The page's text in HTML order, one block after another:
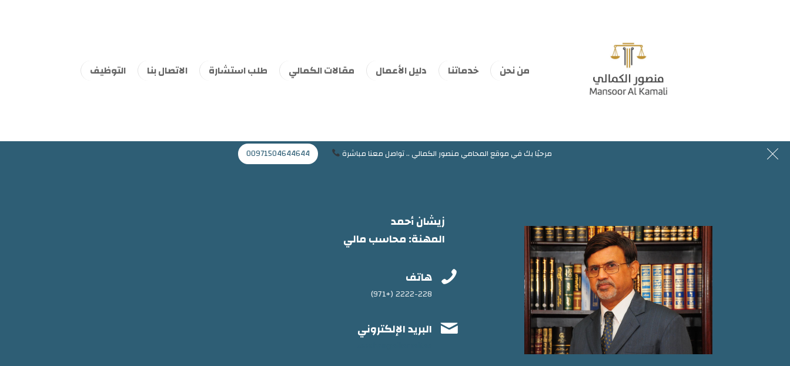
من نحن خدماتنا دليل الأعمال مقالات الكمالي طلب استشارة الاتصال بنا التوظيف
مرحبًا بك في موقع المحامي منصور الكمالي .. تواصل معنا مباشرة 00971504644644 00971504644644
Mansoor@jaflaws.com
زيشان أحمد
المهنة: محاسب مالي
 هاتف
2222-228 (+971)
 البريد الإلكتروني